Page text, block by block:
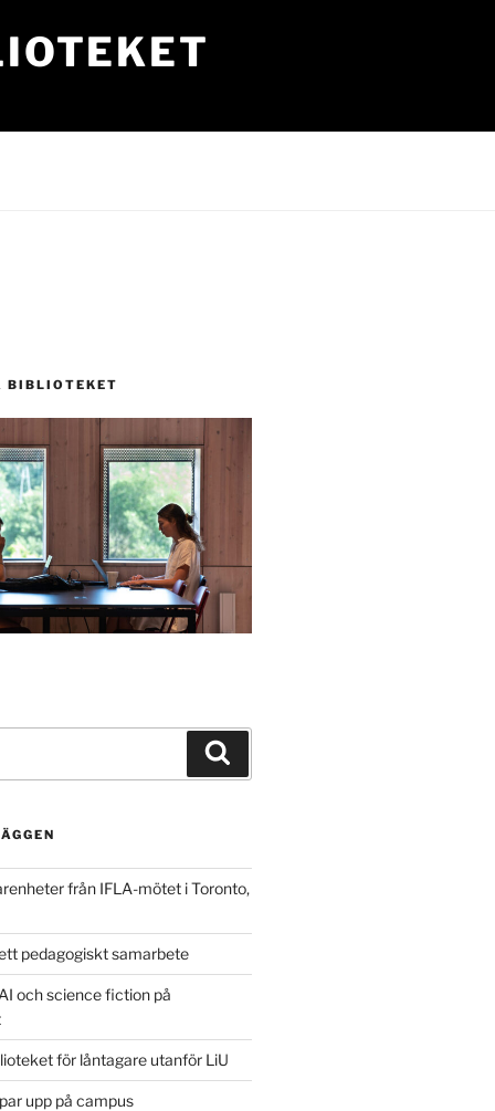
BIBLIOTEKET
från IFLA-mötet i Toronto,
pedagogiskt samarbete
och science fiction på
för låntagare utanför LiU
upp på campus